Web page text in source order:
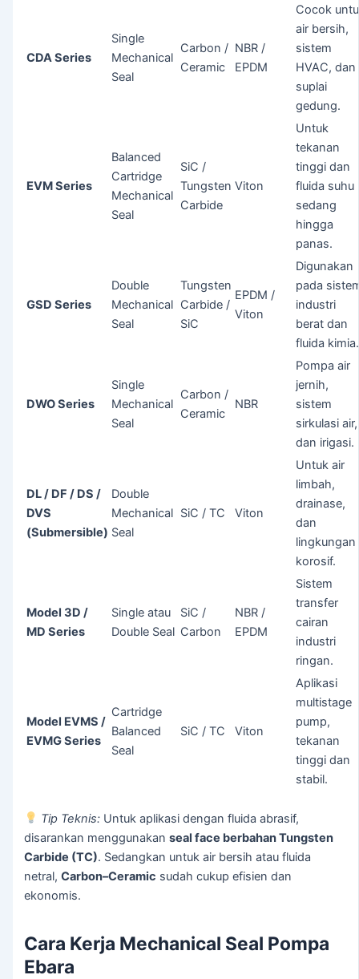
CDA Series
Single
Mechanical
Seal
Carbon /
Ceramic
NBR /
EPDM
Cocok
air bersih,
sistem
HVAC, dan
suplai
gedung.
EVM Series
Balanced
Cartridge
Mechanical
Seal
SiC /
Tungsten
Carbide
Viton
Untuk
tekanan
tinggi dan
fluida suhu
sedang
hingga
panas.
GSD Series
Double
Mechanical
Seal
Tungsten
Carbide /
SiC
EPDM /
Viton
Digunakan
pada
industri
berat dan
fluida kimia.
DWO Series
Single
Mechanical
Seal
Carbon /
Ceramic
NBR
Pompa air
jernih,
sistem
sirkulasi air,
dan irigasi.
DL / DF / DS /
DVS
(Submersible)
Double
Mechanical
Seal
SiC / TC Viton
Untuk air
limbah,
drainase,
dan
lingkungan
korosif.
Model 3D /
MD Series
Single atau
Double Seal
SiC /
Carbon
NBR /
EPDM
Sistem
transfer
cairan
industri
ringan.
Model EVMS /
EVMG Series
Cartridge
Balanced
Seal
SiC / TC Viton
Aplikasi
multistage
pump,
tekanan
tinggi dan
stabil.
Tip Teknis: Untuk aplikasi dengan fluida abrasif,
disarankan menggunakanseal face berbahan Tungsten
Carbide (TC). Sedangkan untuk air bersih atau fluida
netral,Carbon–Ceramic sudah cukup efisien dan
ekonomis.
Cara Kerja Mechanical Seal Pompa
Ebara